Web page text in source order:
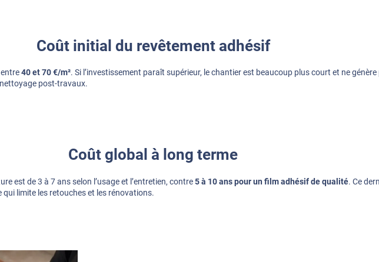
Coût initial du revêtement adhésif
40 et 70 €/m². Si l’investissement paraît supérieur, le chantier est beaucoup plus court et ne
post-travaux.
Coût global à long terme
est de 3 à 7 ans selon l’usage et l’entretien, contre5 à 10 ans pour un film adhésif de qualité. Ce
qui limite les retouches et les rénovations.